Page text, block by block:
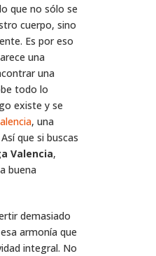
que no sólo se
cuerpo, sino
Es por eso
una
una
todo lo
existe y se
, una
que si buscas
Valencia,
buena
demasiado
armonía que
integral. No